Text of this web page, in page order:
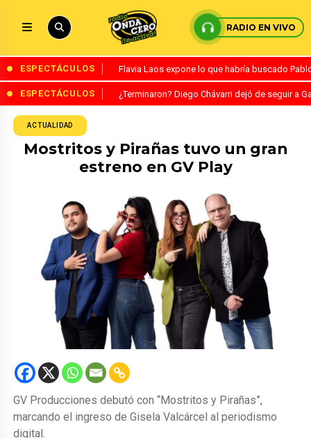
RADIO EN VIVO
ESPECTÁCULOS Flavia Laos expone lo que habría buscado
ESPECTÁCULOS ¿Terminaron? Diego Chávarri dejó de seguir a
ACTUALIDAD
Mostritos y Pirañas tuvo un gran
estreno en GV Play
GV Producciones debutó con “Mostritos y Pirañas”,
marcando el ingreso de Gisela Valcárcel al periodismo
digital.